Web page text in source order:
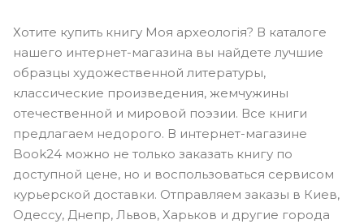
Хотите купить книгу Моя археологія? В каталоге
нашего интернет-магазина вы найдете лучшие
образцы художественной литературы,
классические произведения, жемчужины
отечественной и мировой поэзии. Все книги
предлагаем недорого. В интернет-магазине
Book24 можно не только заказать книгу по
доступной цене, но и воспользоваться сервисом
курьерской доставки. Отправляем заказы в Киев,
Одессу, Днепр, Львов, Харьков и другие города